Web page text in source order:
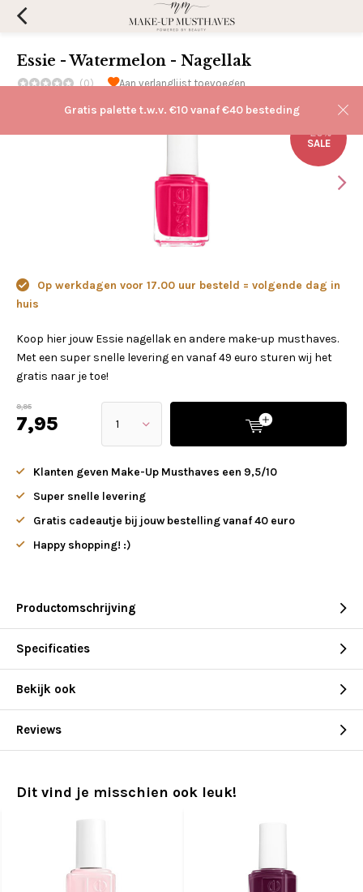
Gratis palette t.w.v. €10 vanaf €40 besteding
Essie - Watermelon - Nagellak
(0) Aan verlanglijst toevoegen
-20%
SALE
Op werkdagen voor 17.00 uur besteld = volgende dag in
huis
Koop hier jouw Essie nagellak en andere make-up musthaves.
Met een super snelle levering en vanaf 49 euro sturen wij het
gratis naar je toe!
9,95
7,95
Klanten geven Make-Up Musthaves een 9,5/10
Super snelle levering
Gratis cadeautje bij jouw bestelling vanaf 40 euro
Happy shopping! :)
Productomschrijving
Specificaties
Bekijk ook
Reviews
Dit vind je misschien ook leuk!